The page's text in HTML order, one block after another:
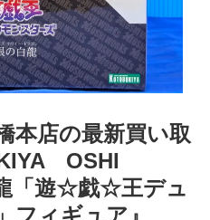
本店の最新買い取
OSHI
「遊☆戯☆王デュ